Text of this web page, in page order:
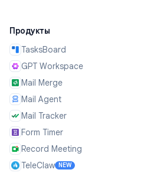
Продукты
TasksBoard
GPT Workspace
Mail Merge
Mail Agent
Mail Tracker
Form Timer
Record Meeting
TeleClaw NEW